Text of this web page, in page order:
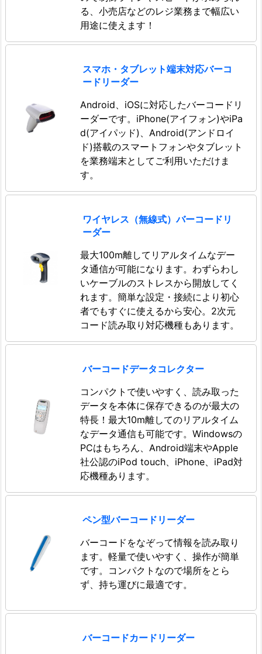
る、小売店などのレジ業務まで幅広い
用途に使えます！
スマホ・タブレット端末対応バーコ
ードリーダー
Android、iOSに対応したバーコードリ
ーダーです。iPhone(アイフォン)やiPa
d(アイパッド)、Android(アンドロイ
ド)搭載のスマートフォンやタブレット
を業務端末としてご利用いただけま
す。
ワイヤレス（無線式）バーコードリ
ーダー
最大100m離してリアルタイムなデー
タ通信が可能になります。わずらわし
いケーブルのストレスから開放してく
れます。簡単な設定・接続により初心
者でもすぐに使えるから安心。2次元
コード読み取り対応機種もあります。
バーコードデータコレクター
コンパクトで使いやすく、読み取った
データを本体に保存できるのが最大の
特長！最大10m離してのリアルタイム
なデータ通信も可能です。Windowsの
PCはもちろん、Android端末やApple
社公認のiPod touch、iPhone、iPad対
応機種あります。
ペン型バーコードリーダー
バーコードをなぞって情報を読み取り
ます。軽量で使いやすく、操作が簡単
です。コンパクトなので場所をとら
ず、持ち運びに最適です。
バーコードカードリーダー